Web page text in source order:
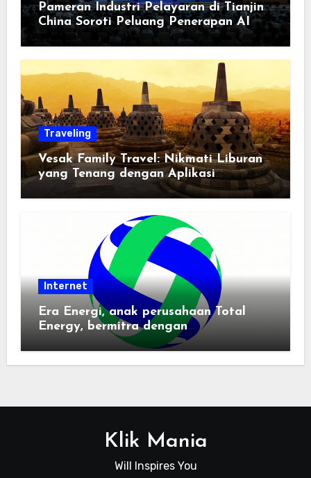
Pameran Industri Pelayaran di Tianjin
China Soroti Peluang Penerapan AI
Traveling
Vesak Family Travel: Nikmati Liburan
yang Tenang dengan Aplikasi
Pemindai PDF
Internet
Era Energi, anak perusahaan Total
Energy, bermitra dengan
Zhuochuangtong untuk mempercepat
transisi energi Indonesia — raksasa
Klik Mania
Will Inspires You